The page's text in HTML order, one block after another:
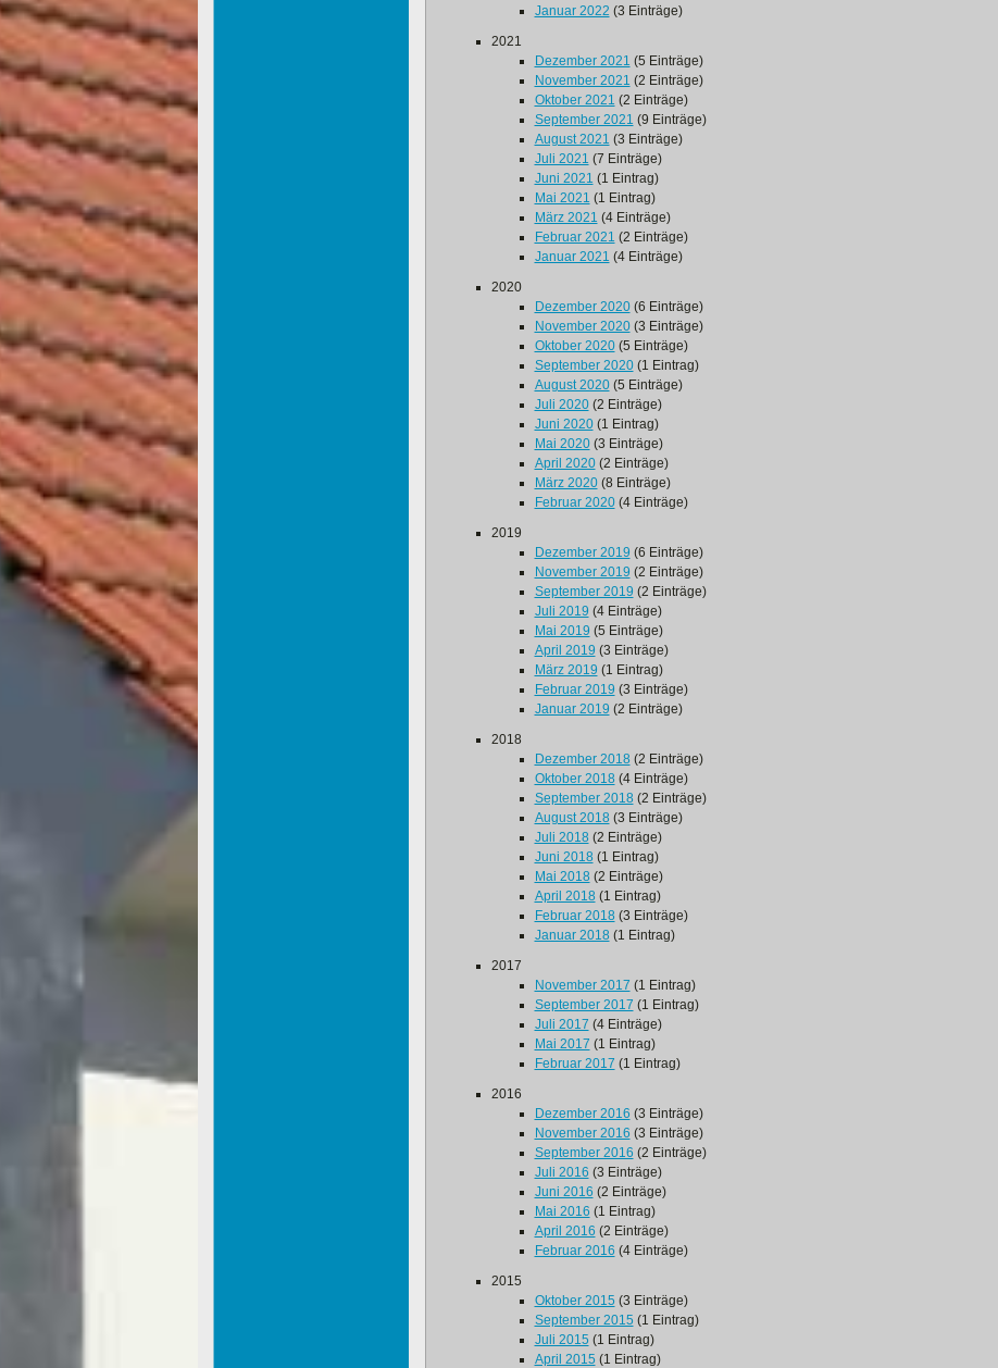
Januar 2022 (3 Einträge)
2021
Dezember 2021 (5 Einträge)
November 2021 (2 Einträge)
Oktober 2021 (2 Einträge)
September 2021 (9 Einträge)
August 2021 (3 Einträge)
Juli 2021 (7 Einträge)
Juni 2021 (1 Eintrag)
Mai 2021 (1 Eintrag)
März 2021 (4 Einträge)
Februar 2021 (2 Einträge)
Januar 2021 (4 Einträge)
2020
Dezember 2020(6 Einträge)
November 2020(3 Einträge)
Oktober 2020(5 Einträge)
September 2020(1 Eintrag)
August 2020(5 Einträge)
Juli 2020(2 Einträge)
Juni 2020(1 Eintrag)
Mai 2020(3 Einträge)
April 2020(2 Einträge)
März 2020(8 Einträge)
Februar 2020(4 Einträge)
2019
Dezember 2019 (6 Einträge)
November 2019 (2 Einträge)
September 2019 (2 Einträge)
Juli 2019 (4 Einträge)
Mai 2019 (5 Einträge)
April 2019 (3 Einträge)
März 2019 (1 Eintrag)
Februar 2019 (3 Einträge)
Januar 2019 (2 Einträge)
2018
Dezember 2018(2 Einträge)
Oktober 2018(4 Einträge)
September 2018(2 Einträge)
August 2018(3 Einträge)
Juli 2018(2 Einträge)
Juni 2018(1 Eintrag)
Mai 2018(2 Einträge)
April 2018(1 Eintrag)
Februar 2018(3 Einträge)
Januar 2018(1 Eintrag)
2017
November 2017 (1 Eintrag)
September 2017 (1 Eintrag)
Juli 2017 (4 Einträge)
Mai 2017 (1 Eintrag)
Februar 2017 (1 Eintrag)
2016
Dezember 2016 (3 Einträge)
November 2016 (3 Einträge)
September 2016 (2 Einträge)
Juli 2016 (3 Einträge)
Juni 2016 (2 Einträge)
Mai 2016 (1 Eintrag)
April 2016 (2 Einträge)
Februar 2016 (4 Einträge)
2015
Oktober 2015 (3 Einträge)
September 2015 (1 Eintrag)
Juli 2015 (1 Eintrag)
April 2015 (1 Eintrag)